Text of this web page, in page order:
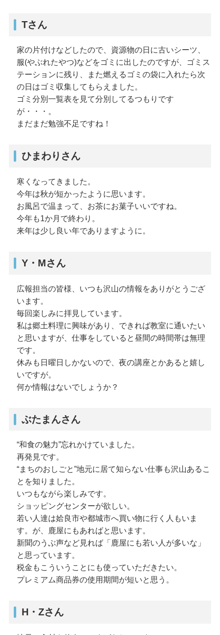
Tさん
家の片付けなどしたので、資源物の日に古いシーツ、
服(やぶれたやつ)などをゴミに出したのですが、ゴミス
テーションに残り、また燃えるゴミの袋に入れたら次
の日はゴミ収集してもらえました。
ゴミ分別一覧表を見て分別してるつもりです
が・・・。
まだまだ勉強不足ですね！
ひまわりさん
寒くなってきました。
今年は秋が短かったように思います。
お風呂で温まって、お茶にお菓子いいですね。
今年も1か月で終わり。
来年は少し良い年でありますように。
Y・Mさん
広報担当の皆様、いつも沢山の情報をありがとうござ
います。
毎回楽しみに拝見しています。
私は郷土料理に興味があり、できれば教室に通いたい
と思いますが、仕事をしていると昼間の時間帯は無理
です。
休みも日曜日しかないので、夜の講座とかあると嬉し
いですが。
何か情報はないでしょうか？
ぶたまんさん
“和食の魅力”忘れかけていました。
再発見です。
“まちのおしごと”地元に居て知らない仕事も沢山あるこ
とを知りました。
いつもながら楽しみです。
ショッピングセンターが欲しい。
若い人達は姶良市や都城市へ買い物に行く人もいま
す。が、鹿屋にもあればと思います。
新聞のうぶ声など見れば「鹿屋にも若い人が多いな」
と思っています。
税金もこういうことにも使っていただきたい。
プレミアム商品券の使用期間が短いと思う。
H・Zさん